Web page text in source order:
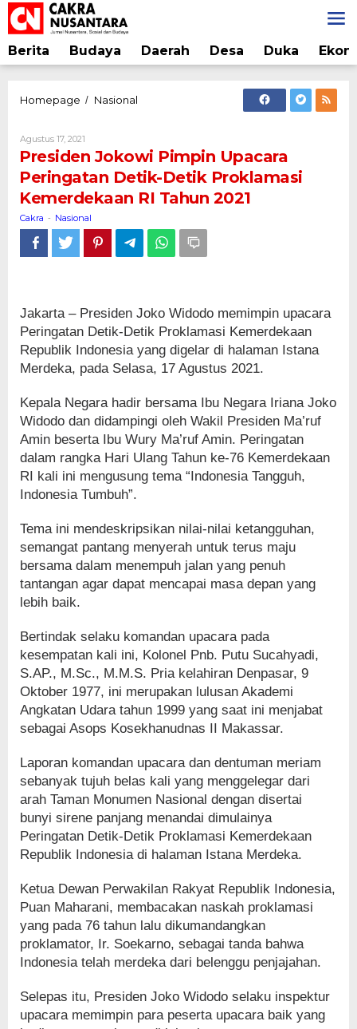
Lewati
ke
konten
Berita Budaya Daerah Desa Duka
Homepage / Nasional
Upacara
Peringatan
Detik-
Detik
Kemerdekaan
Tahun
Agustus 17, 2021
Cakra
Presiden Jokowi Pimpin Upacara
Peringatan Detik-Detik Proklamasi
Kemerdekaan RI Tahun 2021
Cakra - Nasional
Jakarta – Presiden Joko Widodo memimpin upacara
Peringatan Detik-Detik Proklamasi Kemerdekaan
Republik Indonesia yang digelar di halaman Istana
Merdeka, pada Selasa, 17 Agustus 2021.
Kepala Negara hadir bersama Ibu Negara Iriana Joko
Widodo dan didampingi oleh Wakil Presiden Ma’ruf
Amin beserta Ibu Wury Ma’ruf Amin. Peringatan
dalam rangka Hari Ulang Tahun ke-76 Kemerdekaan
RI kali ini mengusung tema “Indonesia Tangguh,
Indonesia Tumbuh”.
Tema ini mendeskripsikan nilai-nilai ketangguhan,
semangat pantang menyerah untuk terus maju
bersama dalam menempuh jalan yang penuh
tantangan agar dapat mencapai masa depan yang
lebih baik.
Bertindak selaku komandan upacara pada
kesempatan kali ini, Kolonel Pnb. Putu Sucahyadi,
S.AP., M.Sc., M.M.S. Pria kelahiran Denpasar, 9
Oktober 1977, ini merupakan lulusan Akademi
Angkatan Udara tahun 1999 yang saat ini menjabat
sebagai Asops Kosekhanudnas II Makassar.
Laporan komandan upacara dan dentuman meriam
sebanyak tujuh belas kali yang menggelegar dari
arah Taman Monumen Nasional dengan disertai
bunyi sirene panjang menandai dimulainya
Peringatan Detik-Detik Proklamasi Kemerdekaan
Republik Indonesia di halaman Istana Merdeka.
Ketua Dewan Perwakilan Rakyat Republik Indonesia,
Puan Maharani, membacakan naskah proklamasi
yang pada 76 tahun lalu dikumandangkan
proklamator, Ir. Soekarno, sebagai tanda bahwa
Indonesia telah merdeka dari belenggu penjajahan.
Selepas itu, Presiden Joko Widodo selaku inspektur
upacara memimpin para peserta upacara baik yang